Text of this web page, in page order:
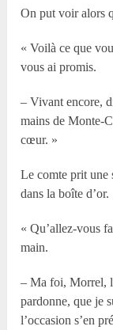
On put voir alors
« Voilà ce que
vous ai promis.
– Vivant encore,
mains de Monte-
cœur. »
Le comte prit une
dans la boîte d’or.
« Qu’allez-vous
main.
– Ma foi, Morrel,
pardonne, que je
l’occasion s’en